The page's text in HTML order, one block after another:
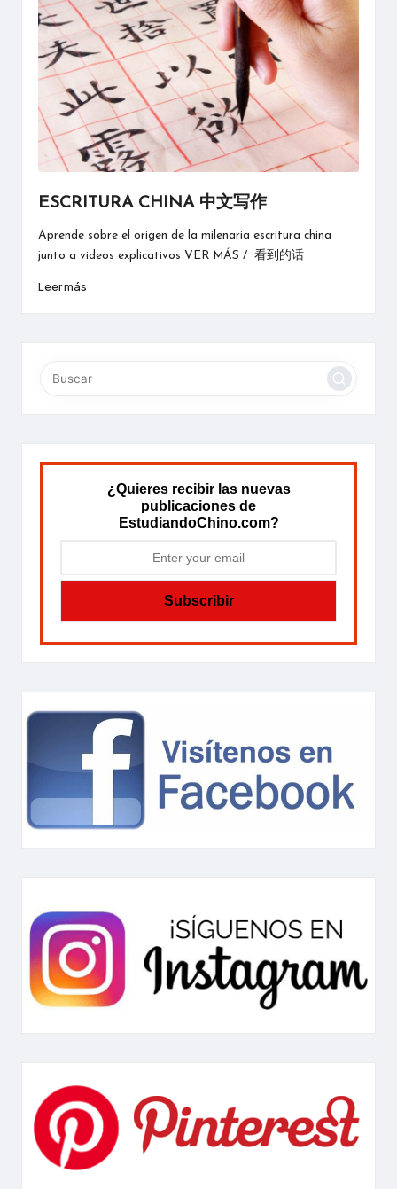
ESCRITURA CHINA 中文写作
Aprende sobre el origen de la milenaria escritura china
junto a videos explicativos VER MÁS / 看到的话
Leer más
¿Quieres recibir las nuevas
publicaciones de
EstudiandoChino.com?